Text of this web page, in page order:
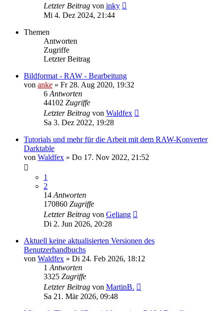
Letzter Beitrag von inky
Mi 4. Dez 2024, 21:44
Themen
Antworten
Zugriffe
Letzter Beitrag
Bildformat - RAW - Bearbeitung
von anke » Fr 28. Aug 2020, 19:32
6 Antworten
44102 Zugriffe
Letzter Beitrag von Waldfex
Sa 3. Dez 2022, 19:28
Tutorials und mehr für die Arbeit mit dem RAW-Konverter
Darktable
von Waldfex » Do 17. Nov 2022, 21:52
1
2
14 Antworten
170860 Zugriffe
Letzter Beitrag von Geliang
Di 2. Jun 2026, 20:28
Aktuell keine aktualisierten Versionen des
Benutzerhandbuchs
von Waldfex » Di 24. Feb 2026, 18:12
1 Antworten
3325 Zugriffe
Letzter Beitrag von MartinB.
Sa 21. Mär 2026, 09:48